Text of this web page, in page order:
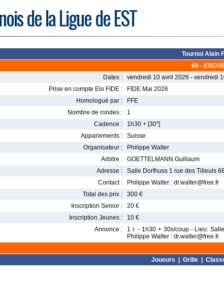
de la Ligue de EST
Tournoi Alain
68 -
Dates :
vendredi 10 avril 2026 - vendredi
Prise en compte Elo FIDE :
FIDE Mai 2026
Homologué par :
FFE
Nombre de rondes :
1
Cadence :
1h30 + [30'']
Appariements :
Suisse
Organisateur :
Philippe Walter
Arbitre :
GOETTELMANN Guillaum
Adresse :
Salle Dorfhuss 1 rue des Tilleuls
Contact :
Philippe Walter : dr.walter@free.fr
Total des prix :
300 €
Inscription Senior :
20 €
Inscription Jeunes :
10 €
Annonce :
1 r. - 1h30 + 30s/coup - Lieu:
Philippe Walter : dr.walter@free.fr
Joueurs Grille